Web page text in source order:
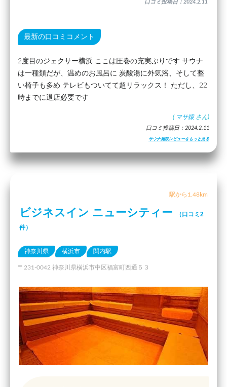
口コミ投稿日：2024.2.11
最新の口コミコメント
2度目のジェクサー横浜 ここは圧巻の充実ぶりです サウナ
は一種類だが、温めのお風呂に 炭酸湯に外気浴、そして整
い椅子も多め テレビもついてて超リラックス！ ただし、22
時までに退店必要です
( マサ猿 さん)
口コミ投稿日：2024.2.11
サウナ施設レビューをもっと見る
駅から1.48km
ビジネスイン ニューシティー
（口コミ2
件）
神奈川県 横浜市 関内駅
〒231-0042 神奈川県横浜市中区福富町西通５３